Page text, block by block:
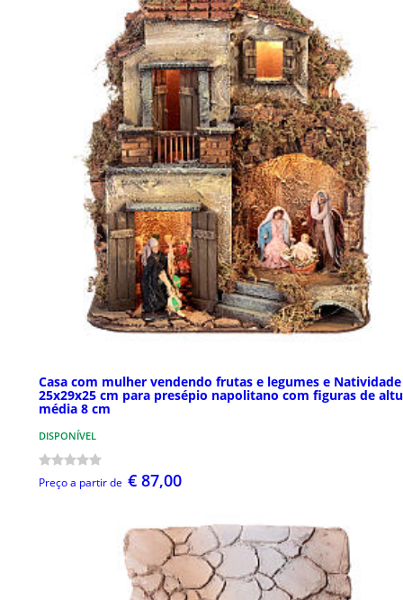
Casa com mulher vendendo frutas e legumes e Natividade
25x29x25 cm para presépio napolitano com figuras de
média 8 cm
DISPONÍVEL
Preço a partir de € 87,00